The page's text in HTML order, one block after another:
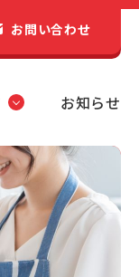
お問い合わせ
お知らせ